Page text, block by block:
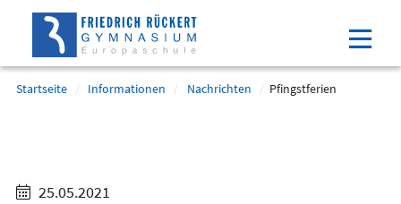
Direkt
Inhalt
(Eingabetaste)
Direkt
Hauptmenu
(Eingabetaste)
Direkt
Suche
(Eingabetaste)
Direkt
Footer
(Eingabetaste)
Startseite Informationen Nachrichten Pfingstferien
25.05.2021